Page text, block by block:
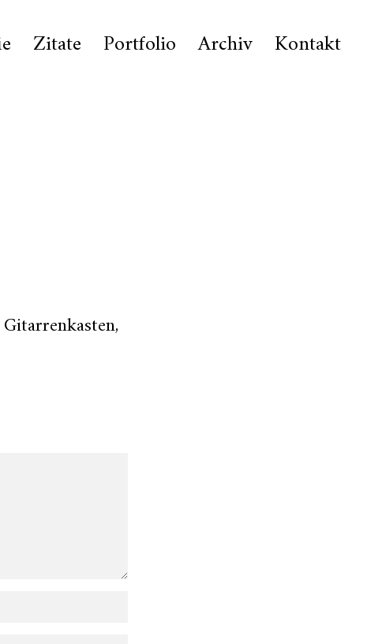
Zitate Portfolio Archiv Kontakt